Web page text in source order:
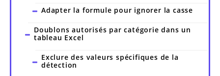
Adapter la formule pour ignorer la casse
Doublons autorisés par catégorie dans un
tableau Excel
Exclure des valeurs spécifiques de la
détection